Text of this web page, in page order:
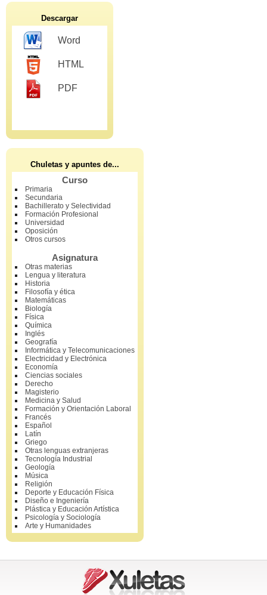
Descargar
Word
HTML
PDF
Chuletas y apuntes de...
Curso
Primaria
Secundaria
Bachillerato y Selectividad
Formación Profesional
Universidad
Oposición
Otros cursos
Asignatura
Otras materias
Lengua y literatura
Historia
Filosofía y ética
Matemáticas
Biología
Física
Química
Inglés
Geografía
Informática y Telecomunicaciones
Electricidad y Electrónica
Economía
Ciencias sociales
Derecho
Magisterio
Medicina y Salud
Formación y Orientación Laboral
Francés
Español
Latín
Griego
Otras lenguas extranjeras
Tecnología Industrial
Geología
Música
Religión
Deporte y Educación Física
Diseño e Ingeniería
Plástica y Educación Artística
Psicología y Sociología
Arte y Humanidades